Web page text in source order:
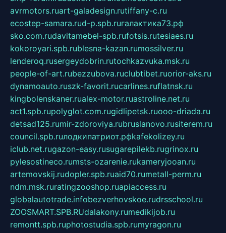
avrmotors.ruart-galadesign.rutiffany-c.ru
ecostep-samara.rud-p.spb.ruгалактика73.рф
sko.com.rudavitamebel-spb.rufotsis.rutesiaes.ru
kokoroyari.spb.rublesna-kazan.rumossilver.ru
lenderoq.rusergeydobrin.rutochkazvuka.msk.ru
people-of-art.rubezzubova.ruclubtibet.ruorior-aks.ru
dynamoauto.ruszk-favorit.rucarlines.ruflatnsk.ru
kingbolenskaner.rualex-motor.ruastroline.net.ru
act1.spb.rupolyglot.com.rugidlipetsk.ruooo-driada.ru
detsad125.rumir-zdoroviya.rubruslanovo.rusiterem.ru
council.spb.ruлодкипатриот.рфkafekolizey.ru
iclub.net.rugazon-easy.rusugarepilekb.rugrinox.ru
pylesostineco.rumsts-ozarenie.rukameryjooan.ru
artemovskij.rudopler.spb.ruaid70.rumetall-perm.ru
ndm.msk.ruratingzooshop.ruapiaccess.ru
globalautotrade.infobezverhovskoe.rudrsschool.ru
ZOOSMART.SPB.RUdalakony.rumedikijob.ru
remontt.spb.ruphotostudia.spb.rumyragon.ru